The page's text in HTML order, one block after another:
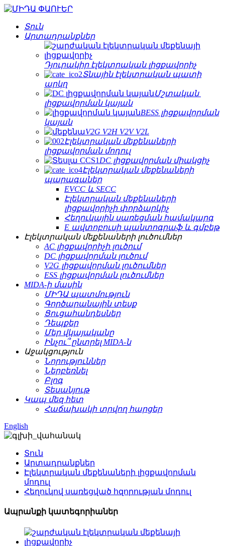
Տուն
Արտադրանքներ
Դյուրակիր էլեկտրական լիցքավորիչ
Տնային էլեկտրական պատի
արկղ
Մշտական ​​
լիցքավորման կայան
BESS լիցքավորման
կայան
V2G V2H V2V V2L
Էլեկտրական մեքենաների
լիցքավորման մոդուլ
DC լիցքավորման միակցիչ
Էլեկտրական մեքենաների
պարագաներ
EVCC և SECC
Էլեկտրական մեքենաների
լիցքավորիչի փորձարկիչ
Հեղուկային սառեցման համակարգ
E ավտոբուսի պանտոգրաֆ և գմբեթ
Էլեկտրական մեքենաների լուծումներ
AC լիցքավորիչի լուծում
DC լիցքավորման լուծում
V2G լիցքավորման լուծումներ
ESS լիցքավորման լուծումներ
MIDA-ի մասին
ՄԻԴԱ պատմություն
Գործարանային տեսք
Ցուցահանդեսներ
Դեպքեր
Մեր վկայականը
Ինչու՞ ընտրել MIDA-ն
Աջակցություն
Նորություններ
Ներբեռնել
Բլոգ
Տեսանյութ
Կապ մեզ հետ
Հաճախակի տրվող հարցեր
English
Տուն
Արտադրանքներ
Էլեկտրական մեքենաների լիցքավորման
մոդուլ
Հեղուկով սառեցված հզորության մոդուլ
Ապրանքի կատեգորիաներ